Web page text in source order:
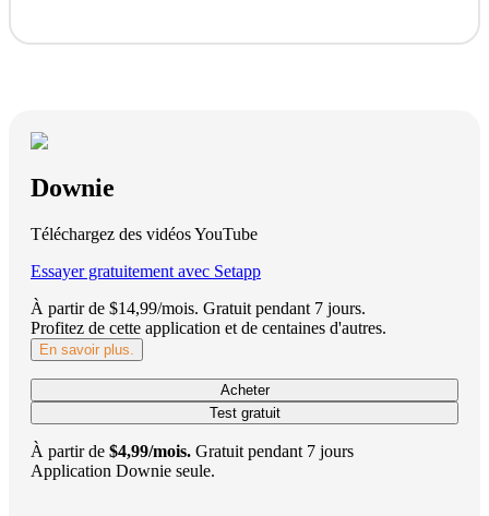
Downie
Téléchargez des vidéos YouTube
Essayer gratuitement avec Setapp
À partir de $14,99/mois. Gratuit pendant 7 jours.
Profitez de cette application et de centaines d'autres.
En savoir plus.
Acheter
Test gratuit
À partir de $4,99/mois. Gratuit pendant 7 jours
Application Downie seule.